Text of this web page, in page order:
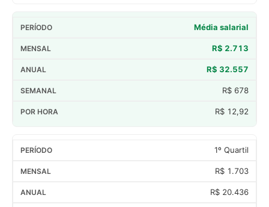
Média salarial
R$ 2.713
R$ 32.557
R$ 678
R$ 12,92
1º Quartil
R$ 1.703
R$ 20.436